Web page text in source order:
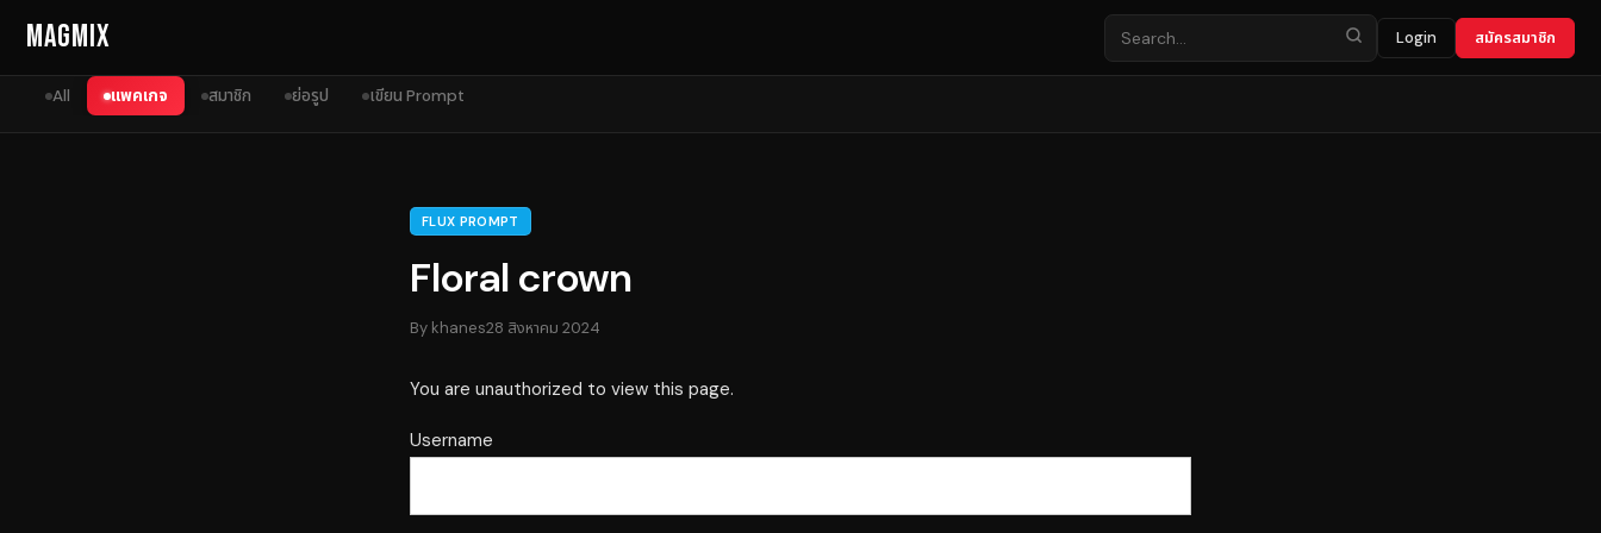
MagMix Login สมัครสมาชิก
All แพคเกจ สมาชิก ย่อรูป เขียน Prompt
FLUX PROMPT
Floral crown
By khanes28 สิงหาคม 2024
You are unauthorized to view this page.
Username